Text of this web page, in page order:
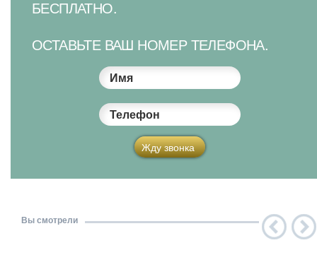
БЕСПЛАТНО.
ОСТАВЬТЕ ВАШ НОМЕР ТЕЛЕФОНА.
Имя
Телефон
Жду звонка
Вы смотрели